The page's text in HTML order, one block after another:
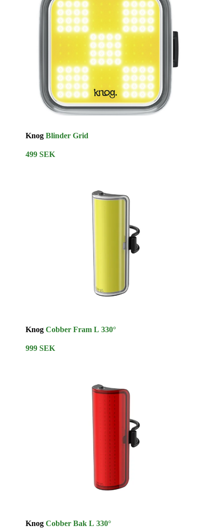
KnogBlinder Grid
499 SEK
KnogCobber Fram L 330°
999 SEK
KnogCobber Bak L 330°